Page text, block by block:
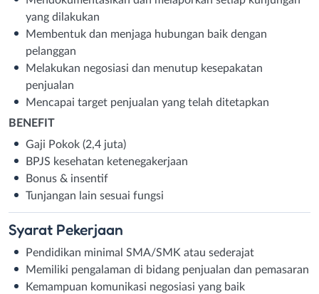
yang dilakukan
Membentuk dan menjaga hubungan baik dengan
pelanggan
Melakukan negosiasi dan menutup kesepakatan
penjualan
Mencapai target penjualan yang telah ditetapkan
BENEFIT
Gaji Pokok (2,4 juta)
BPJS kesehatan ketenegakerjaan
Bonus & insentif
Tunjangan lain sesuai fungsi
Syarat Pekerjaan
Pendidikan minimal SMA/SMK atau sederajat
Memiliki pengalaman di bidang penjualan dan pemasaran
Kemampuan komunikasi negosiasi yang baik